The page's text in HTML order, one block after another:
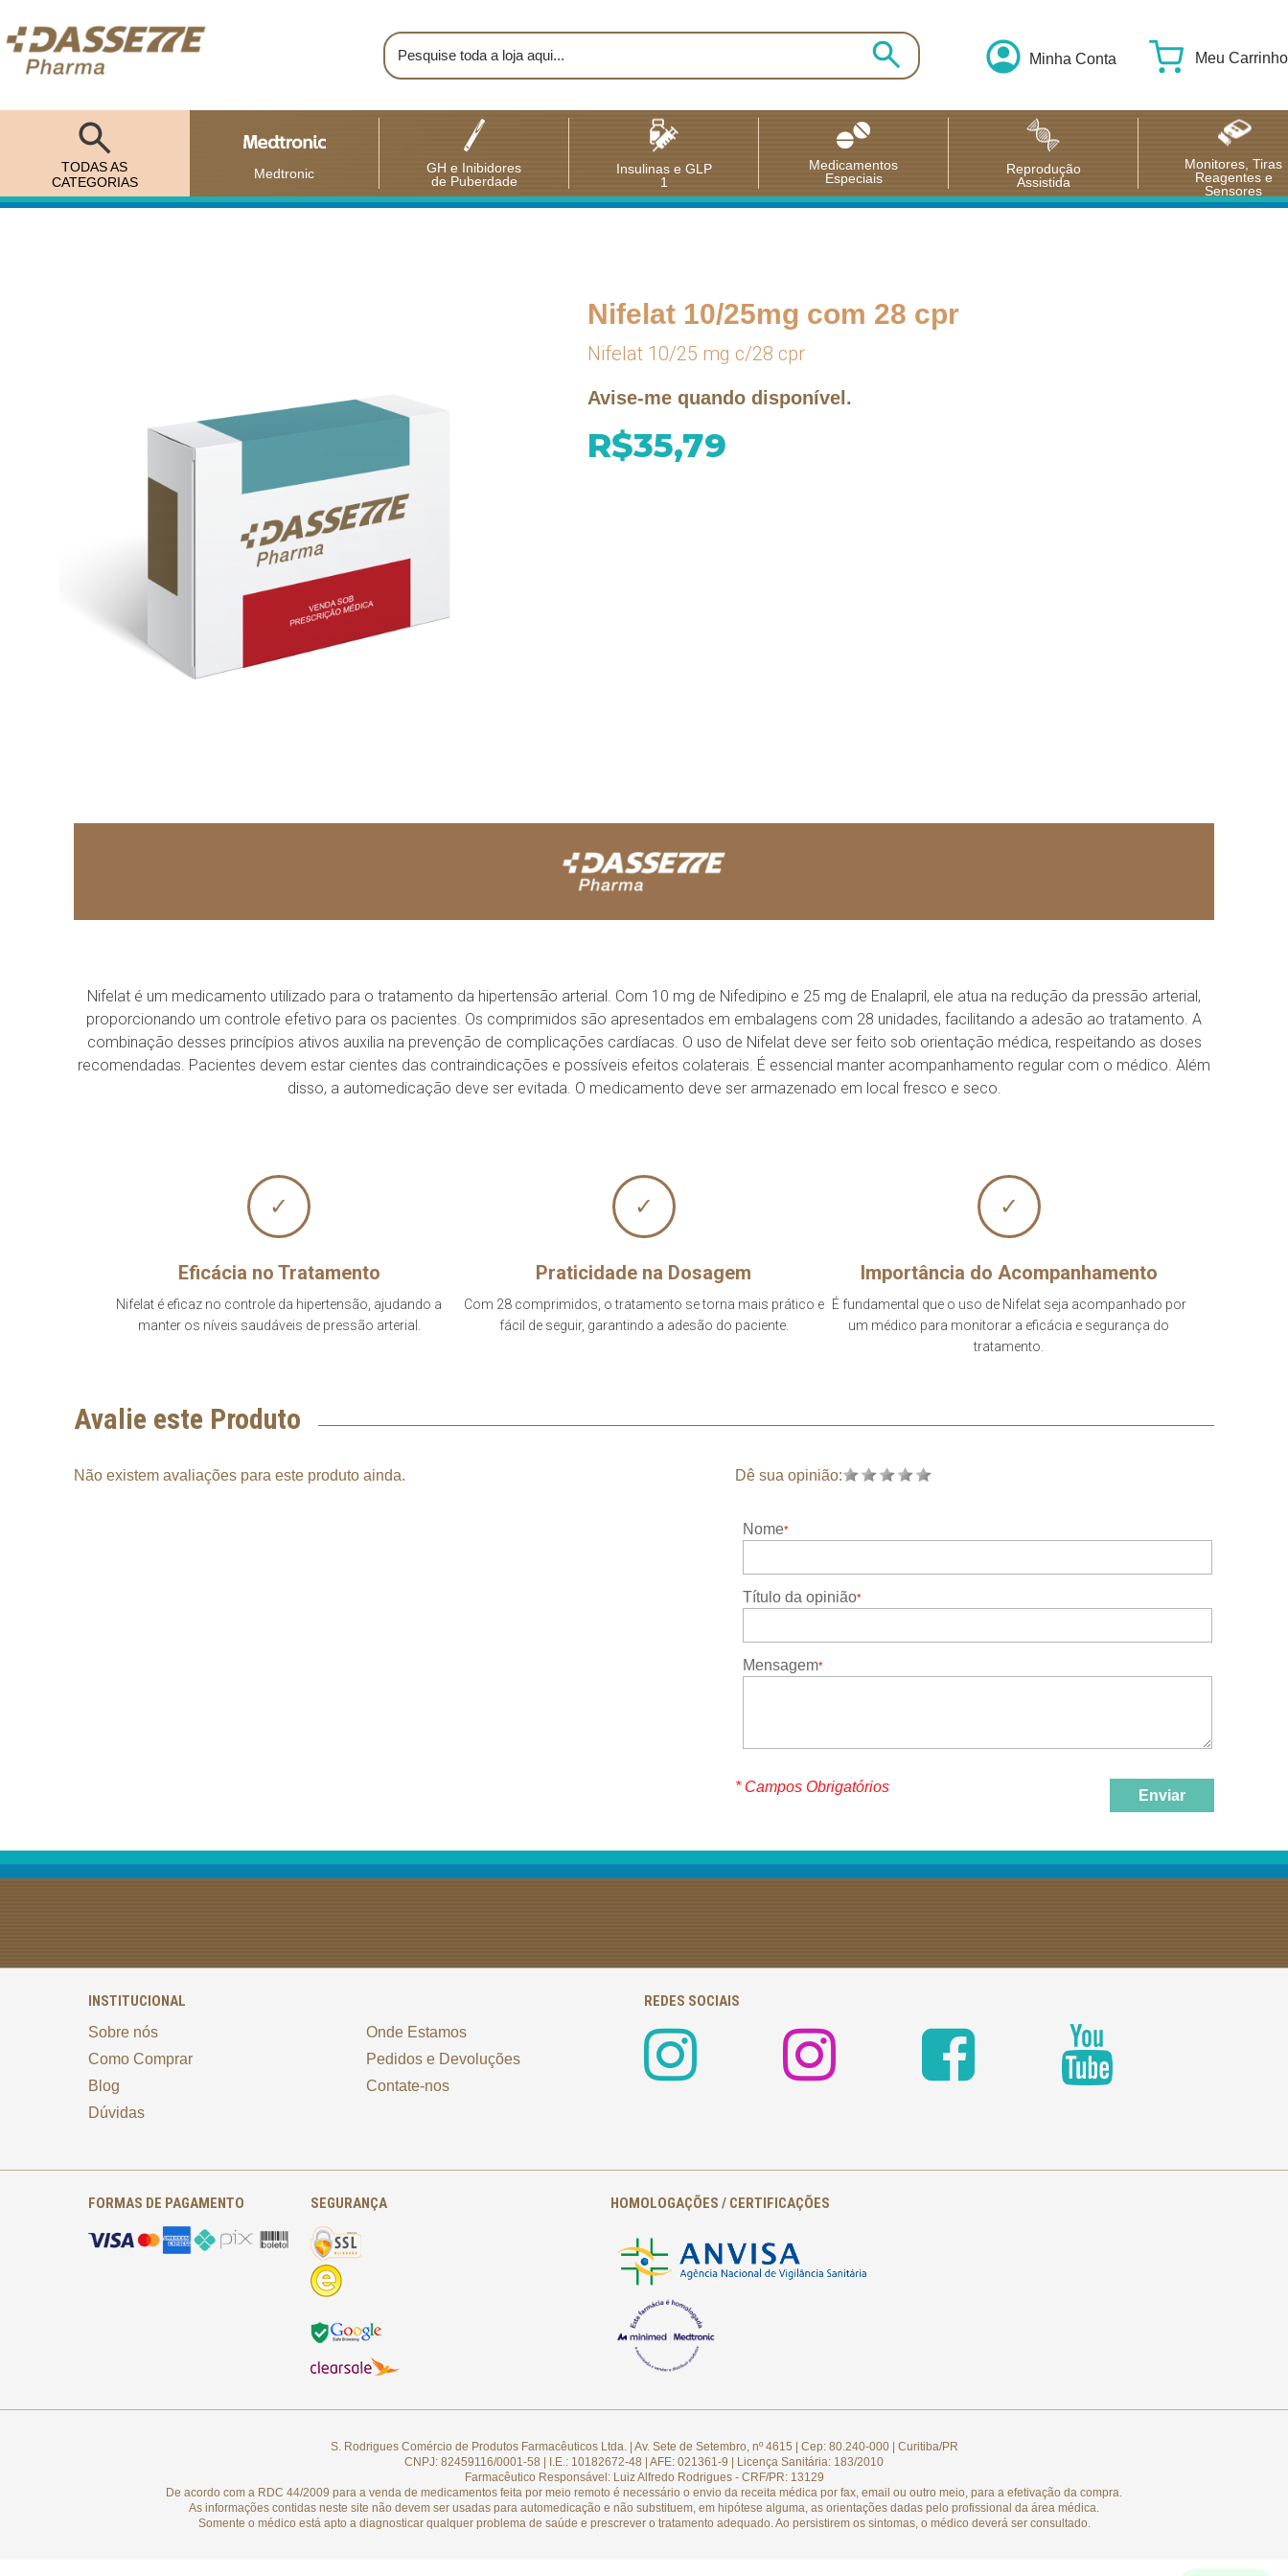
Minha Conta Meu Carrinho
TODAS AS
CATEGORIAS
Medtronic
GH e Inibidores
de Puberdade
Insulinas e GLP
1
Medicamentos
Especiais
Reprodução
Assistida
Monitores, Tiras
Reagentes e
Sensores
Nifelat 10/25mg com 28 cpr
Nifelat 10/25 mg c/28 cpr
Avise-me quando disponível.
R$35,79
Nifelat é um medicamento utilizado para o tratamento da hipertensão arterial. Com 10 mg de Nifedipino e 25 mg de Enalapril, ele atua na redução da pressão arterial,
proporcionando um controle efetivo para os pacientes. Os comprimidos são apresentados em embalagens com 28 unidades, facilitando a adesão ao tratamento. A
combinação desses princípios ativos auxilia na prevenção de complicações cardíacas. O uso de Nifelat deve ser feito sob orientação médica, respeitando as doses
recomendadas. Pacientes devem estar cientes das contraindicações e possíveis efeitos colaterais. É essencial manter acompanhamento regular com o médico. Além
disso, a automedicação deve ser evitada. O medicamento deve ser armazenado em local fresco e seco.
✓
Eficácia no Tratamento
Nifelat é eficaz no controle da hipertensão, ajudando a
manter os níveis saudáveis de pressão arterial.
✓
Praticidade na Dosagem
Com 28 comprimidos, o tratamento se torna mais prático e
fácil de seguir, garantindo a adesão do paciente.
✓
Importância do Acompanhamento
É fundamental que o uso de Nifelat seja acompanhado por
um médico para monitorar a eficácia e segurança do
tratamento.
Avalie este Produto
Não existem avaliações para este produto ainda. Dê sua opinião:
Nome
Título da opinião
Mensagem
* Campos Obrigatórios
Enviar
INSTITUCIONAL
Sobre nós
Como Comprar
Blog
Dúvidas
Onde Estamos
Pedidos e Devoluções
Contate-nos
REDES SOCIAIS
FORMAS DE PAGAMENTO SEGURANÇA HOMOLOGAÇÕES / CERTIFICAÇÕES
S. Rodrigues Comércio de Produtos Farmacêuticos Ltda. | Av. Sete de Setembro, nº 4615 | Cep: 80.240-000 | Curitiba/PR
CNPJ: 82459116/0001-58 | I.E.: 10182672-48 | AFE: 021361-9 | Licença Sanitária: 183/2010
Farmacêutico Responsável: Luiz Alfredo Rodrigues - CRF/PR: 13129
De acordo com a RDC 44/2009 para a venda de medicamentos feita por meio remoto é necessário o envio da receita médica por fax, email ou outro meio, para a efetivação da compra.
As informações contidas neste site não devem ser usadas para automedicação e não substituem, em hipótese alguma, as orientações dadas pelo profissional da área médica.
Somente o médico está apto a diagnosticar qualquer problema de saúde e prescrever o tratamento adequado. Ao persistirem os sintomas, o médico deverá ser consultado.